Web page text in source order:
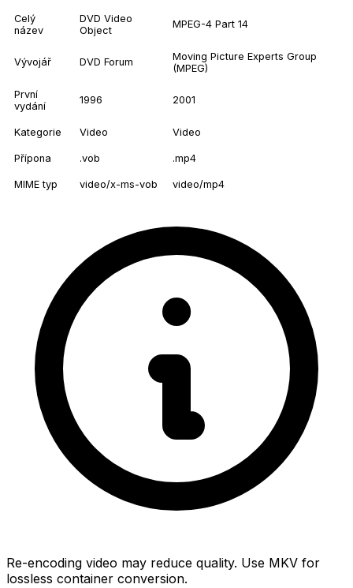
Celý
název
DVD Video
Object
MPEG-4 Part 14
Vývojář DVD Forum
Moving Picture Experts Group
(MPEG)
První
vydání
1996 2001
Kategorie Video Video
Přípona .vob .mp4
MIME typ video/x-ms-vob video/mp4
Re-encoding video may reduce quality. Use MKV for
lossless container conversion.